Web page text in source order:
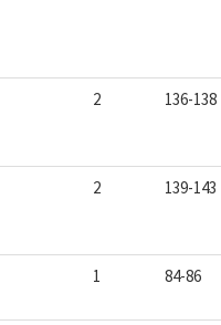
2 136-138
2 139-143
1 84-86